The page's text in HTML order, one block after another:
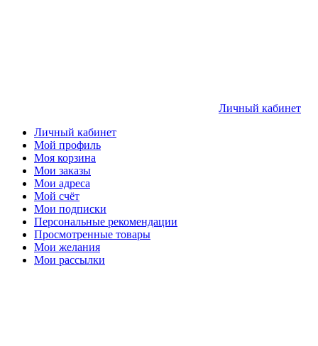
Личный кабинет
Личный кабинет
Мой профиль
Моя корзина
Мои заказы
Мои адреса
Мой счёт
Мои подписки
Персональные рекомендации
Просмотренные товары
Мои желания
Мои рассылки